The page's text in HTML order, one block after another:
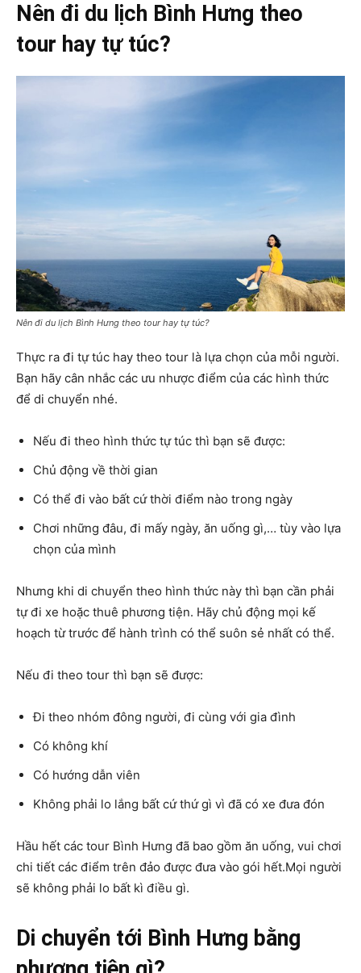
Nên đi du lịch Bình Hưng theo
tour hay tự túc?
Nên đi du lịch Bình Hưng theo tour hay tự túc?
Thực ra đi tự túc hay theo tour là lựa chọn của mỗi người.
Bạn hãy cân nhắc các ưu nhược điểm của các hình thức
để di chuyển nhé.
Nếu đi theo hình thức tự túc thì bạn sẽ được:
Chủ động về thời gian
Có thể đi vào bất cứ thời điểm nào trong ngày
Chơi những đâu, đi mấy ngày, ăn uống gì,… tùy vào lựa
chọn của mình
Nhưng khi di chuyển theo hình thức này thì bạn cần phải
tự đi xe hoặc thuê phương tiện. Hãy chủ động mọi kế
hoạch từ trước để hành trình có thể suôn sẻ nhất có thể.
Nếu đi theo tour thì bạn sẽ được:
Đi theo nhóm đông người, đi cùng với gia đình
Có không khí
Có hướng dẫn viên
Không phải lo lắng bất cứ thứ gì vì đã có xe đưa đón
Hầu hết các tour Bình Hưng đã bao gồm ăn uống, vui chơi
chi tiết các điểm trên đảo được đưa vào gói hết.Mọi người
sẽ không phải lo bất kì điều gì.
Di chuyển tới Bình Hưng bằng